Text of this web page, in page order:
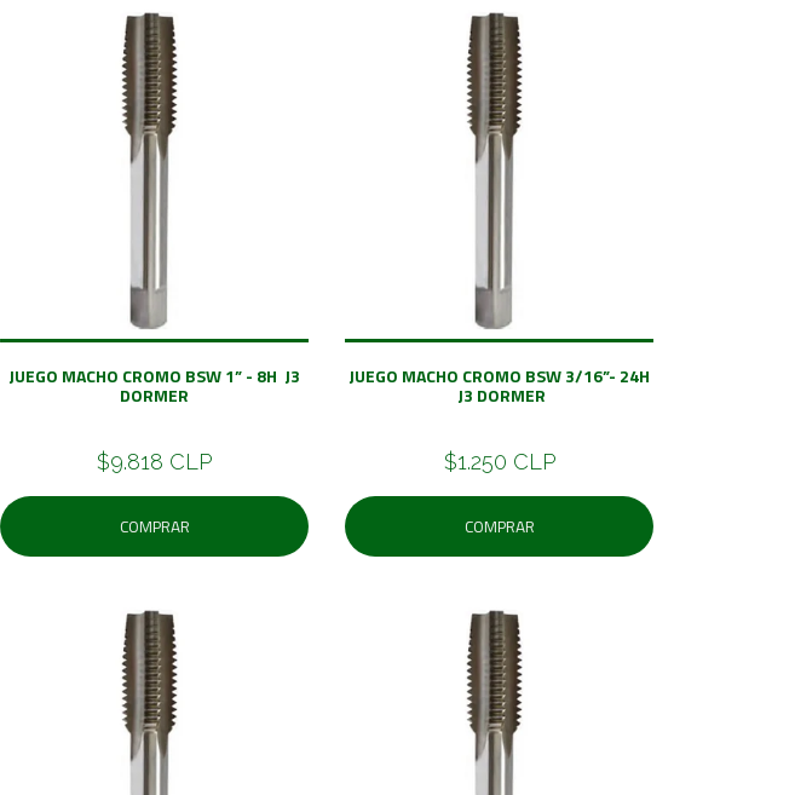
JUEGO MACHO CROMO BSW 1” - 8H J3
DORMER
$9.818 CLP
COMPRAR
JUEGO MACHO CROMO BSW 3/16”- 24H
J3 DORMER
$1.250 CLP
COMPRAR